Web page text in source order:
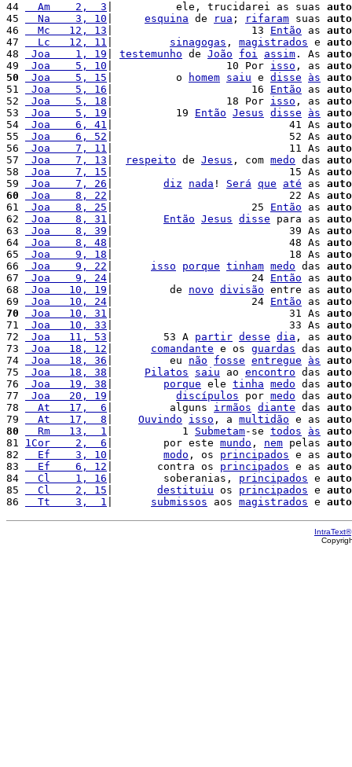
44
  Am    2,  3
|          ele, trucidarei as suas
45
  Na    3, 10
esquina de rua ; rifaram suas
46
  Mc   12, 13
|                      13 Então as
47
  Lc   12, 11
sinagogas , magistrados e
48
Joa    1, 19 testemunho de João foi assim . As
49
Joa    5, 10 |                  10 Por isso , as
50
Joa    5, 15 |          o homem saiu e disse às
51
Joa    5, 16 |                      16 Então as
52
Joa    5, 18 |                  18 Por isso , as
53
Joa    5, 19 |          19 Então Jesus disse às
54
Joa    6, 41 |                            41 As
55
Joa    6, 52 |                            52 As
56
Joa    7, 11 |                            11 As
57
Joa    7, 13 respeito de Jesus , com medo das
58
Joa    7, 15 |                            15 As
59
Joa    7, 26 diz nada ! Será que até as
60
Joa    8, 22 |                            22 As
61
Joa    8, 25 |                      25 Então as
62
Joa    8, 31 Então Jesus disse para as
63
Joa    8, 39 |                            39 As
64
Joa    8, 48 |                            48 As
65
Joa    9, 18 |                            18 As
66
Joa    9, 22 isso porque tinham medo das
67
Joa    9, 24 |                      24 Então as
68
Joa   10, 19 |         de novo divisão entre as
69
Joa   10, 24 |                      24 Então as
70
Joa   10, 31 |                            31 As
71
Joa   10, 33 |                            33 As
72
Joa   11, 53 |        53 A partir desse dia , as
73
Joa   18, 12 comandante e os guardas das
74
Joa   18, 36 |         eu não fosse entregue às
75
Joa   18, 38 Pilatos saiu ao encontro das
76
Joa   19, 38 porque ele tinha medo das
77
Joa   20, 19 discípulos por medo das
78
  At   17,  6
|         alguns irmãos diante das
79
  At   17,  8
Ouvindo isso , a multidão e as
80
  Rm   13,  1
|           1 Submetam-se todos às
81 1Cor    2,  6 |        por este mundo , nem pelas
82
  Ef    3, 10
modo , os principados e as
83
  Ef    6, 12
|       contra os principados e as
84
  Cl    1, 16
|        soberanias, principados e
85
  Cl    2, 15
destituiu os principados e
86
  Tt    3,  1
submissos aos magistrados e
IntraText®